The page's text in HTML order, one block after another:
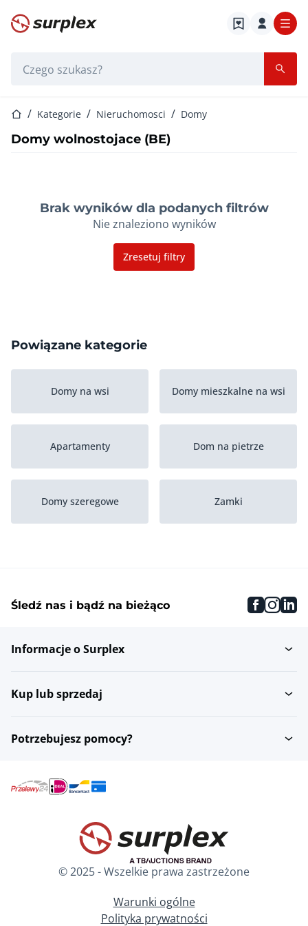
Strona główna
Strona główna
Kategorie Nieruchomosci Domy
Domy wolnostojace (BE)
Brak wyników dla podanych filtrów
Nie znaleziono wyników
Zresetuj filtry
Powiązane kategorie
Domy na wsi Domy mieszkalne na wsi
Apartamenty Dom na pietrze
Domy szeregowe Zamki
Dom na parterze Pozostale nieruchomosci
Maisonette
Nieruchomosci
mieszkaniowe
Dzialki budowlane
Śledź nas i bądź na bieżąco
Informacje o Surplex
Kup lub sprzedaj
Potrzebujesz pomocy?
© 2025 - Wszelkie prawa zastrzeżone
Warunki ogólne
Polityka prywatności